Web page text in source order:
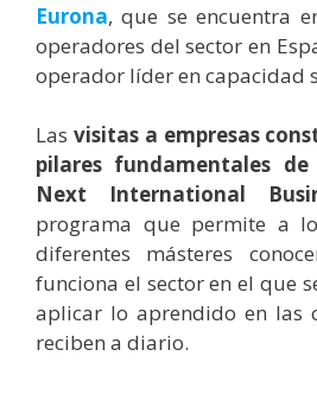
Eurona, que se encuentra
operadores del sector en
operador líder en capacidad
Las visitas a empresas
pilares fundamentales
Next International
programa que permite a
diferentes másteres
funciona el sector en el que
aplicar lo aprendido en las
reciben a diario.